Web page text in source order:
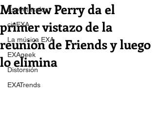
Espectáculos
cinEXA
La música EXA
EXAgeek
Distorsión
EXATrends
Matthew Perry da el
primer vistazo de la
reunión de Friends y luego
lo elimina